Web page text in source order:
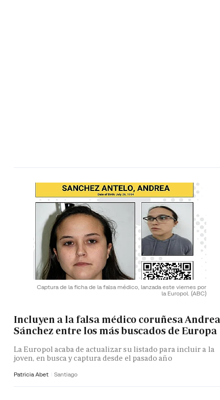
Captura de la ficha de la falsa médico, lanzada este viernes por
la Europol. (ABC)
Incluyen a la falsa médico coruñesa Andrea
Sánchez entre los más buscados de Europa
La Europol acaba de actualizar su listado para incluir a la
joven, en busca y captura desde el pasado año
Patricia Abet Santiago